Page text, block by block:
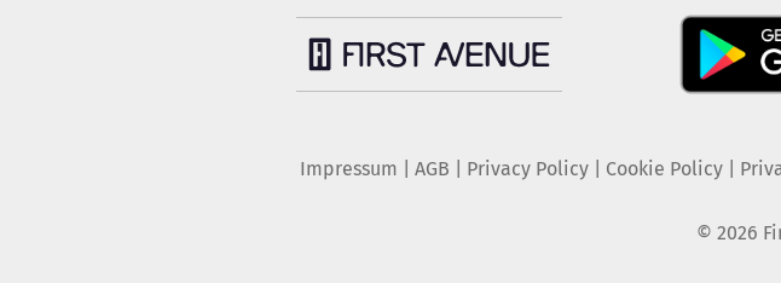
Impressum AGB Privacy Policy| Cookie Policy|
© 2026